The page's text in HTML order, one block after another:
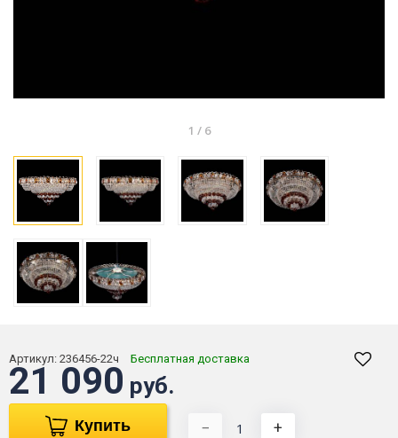
1 / 6
Артикул: 236456-22ч Бесплатная доставка
21 090 руб.
Купить − +